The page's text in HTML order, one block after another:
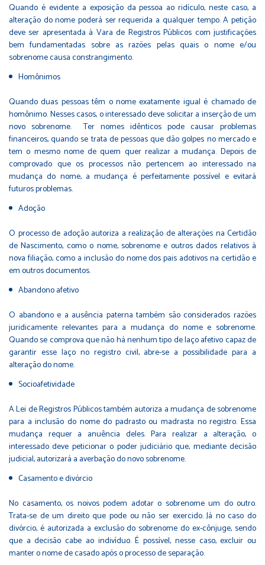
Quando é evidente a exposição da pessoa ao ridículo, neste caso, a
alteração do nome poderá ser requerida a qualquer tempo. A petição
deve ser apresentada à Vara de Registros Públicos com justificações
bem fundamentadas sobre as razões pelas quais o nome e/ou
sobrenome causa constrangimento.
Homônimos
Quando duas pessoas têm o nome exatamente igual é chamado de
homônimo. Nesses casos, o interessado deve solicitar a inserção de um
novo sobrenome. Ter nomes idênticos pode causar problemas
financeiros, quando se trata de pessoas que dão golpes no mercado e
tem o mesmo nome de quem quer realizar a mudança. Depois de
comprovado que os processos não pertencem ao interessado na
mudança do nome, a mudança é perfeitamente possível e evitará
futuros problemas.
Adoção
O processo de adoção autoriza a realização de alterações na Certidão
de Nascimento, como o nome, sobrenome e outros dados relativos à
nova filiação, como a inclusão do nome dos pais adotivos na certidão e
em outros documentos.
Abandono afetivo
O abandono e a ausência paterna também são considerados razões
juridicamente relevantes para a mudança do nome e sobrenome.
Quando se comprova que não há nenhum tipo de laço afetivo capaz de
garantir esse laço no registro civil, abre-se a possibilidade para a
alteração do nome.
Socioafetividade
A Lei de Registros Públicos também autoriza a mudança de sobrenome
para a inclusão do nome do padrasto ou madrasta no registro. Essa
mudança requer a anuência deles. Para realizar a alteração, o
interessado deve peticionar o poder judiciário que, mediante decisão
judicial, autorizará a averbação do novo sobrenome.
Casamento e divórcio
No casamento, os noivos podem adotar o sobrenome um do outro.
Trata-se de um direito que pode ou não ser exercido. Já no caso do
divórcio, é autorizada a exclusão do sobrenome do ex-cônjuge, sendo
que a decisão cabe ao indivíduo. É possível, nesse caso, excluir ou
manter o nome de casado após o processo de separação.